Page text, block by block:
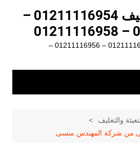
مكن تعبئة وتغليف 01211116954 –
ماكينات تعبئة وتغليف 01211116954 – 01211116956 –
والتغليف
من شركة المهندس منسى